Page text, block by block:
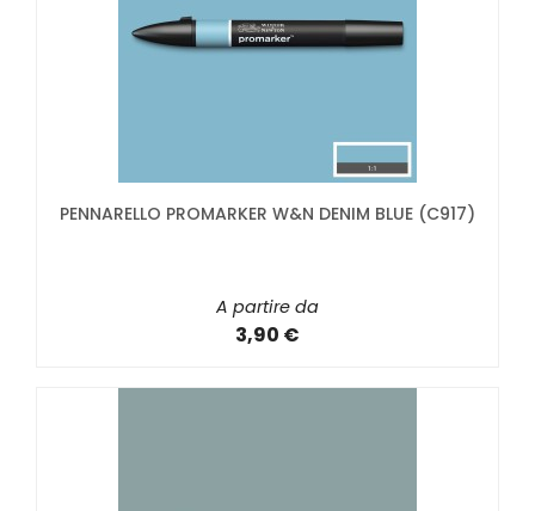
PENNARELLO PROMARKER W&N DENIM BLUE (C917)
A partire da
3,90 €